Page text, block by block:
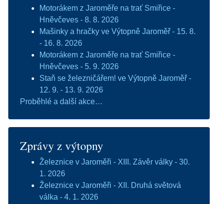
Motorákem z Jaroměře na trať Smiřice -
Hněvčeves - 8. 8. 2026
Mašinky a hračky ve Výtopně Jaroměř - 15. 8.
- 16. 8. 2026
Motorákem z Jaroměře na trať Smiřice -
Hněvčeves - 5. 9. 2026
Staň se železničářem! ve Výtopně Jaroměř -
12. 9. - 13. 9. 2026
Proběhlé a další akce…
Zprávy z výtopny
Železnice v Jaroměři - XIII. Závěr války - 30.
1. 2026
Železnice v Jaroměři - XII. Druhá světová
válka - 4. 1. 2026